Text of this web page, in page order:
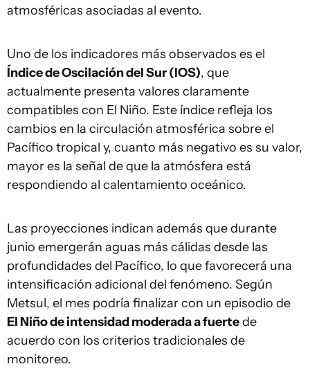
atmosféricas asociadas al evento.
Uno de los indicadores más observados es el
Índice de Oscilación del Sur (IOS), que
actualmente presenta valores claramente
compatibles con El Niño. Este índice refleja los
cambios en la circulación atmosférica sobre el
Pacífico tropical y, cuanto más negativo es su valor,
mayor es la señal de que la atmósfera está
respondiendo al calentamiento oceánico.
Las proyecciones indican además que durante
junio emergerán aguas más cálidas desde las
profundidades del Pacífico, lo que favorecerá una
intensificación adicional del fenómeno. Según
Metsul, el mes podría finalizar con un episodio de
El Niño de intensidad moderada a fuertede
acuerdo con los criterios tradicionales de
monitoreo.